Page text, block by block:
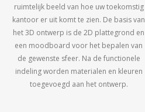
ruimtelijk beeld van hoe uw toekomstig
kantoor er uit komt te zien. De basis van
het 3D ontwerp is de 2D plattegrond en
een moodboard voor het bepalen van
de gewenste sfeer. Na de functionele
indeling worden materialen en kleuren
toegevoegd aan het ontwerp.